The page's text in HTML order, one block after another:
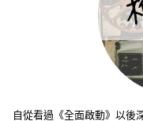
自從看過《全面啟動》以後